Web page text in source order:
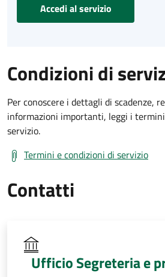
Accedi al servizio
Condizioni di
Per conoscere i dettagli di scadenze,
informazioni importanti, leggi i
servizio.
Termini e condizioni di servizio
Contatti
Ufficio Segreteria e